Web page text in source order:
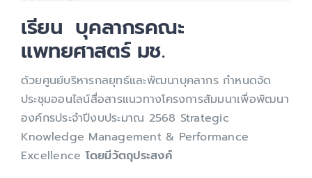
เรียน บุคลากรคณะ
แพทยศาสตร์ มช.
ด้วยศูนย์บริหารกลยุทธ์และพัฒนาบุคลากร กำหนดจัด
ประชุมออนไลน์สื่อสารแนวทางโครงการสัมมนาเพื่อพัฒนา
องค์กรประจำปีงบประมาณ 2568 Strategic
Knowledge Management & Performance
Excellence โดยมีวัตถุประสงค์